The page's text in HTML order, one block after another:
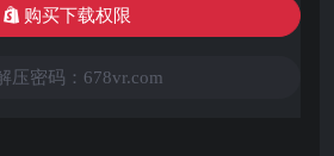
购买下载权限
压密码：678vr.com